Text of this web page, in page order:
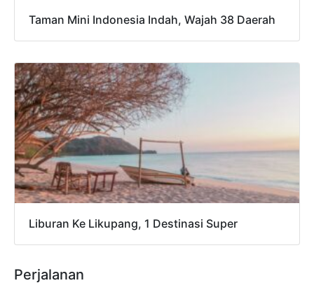
Taman Mini Indonesia Indah, Wajah 38 Daerah
Liburan Ke Likupang, 1 Destinasi Super
Perjalanan